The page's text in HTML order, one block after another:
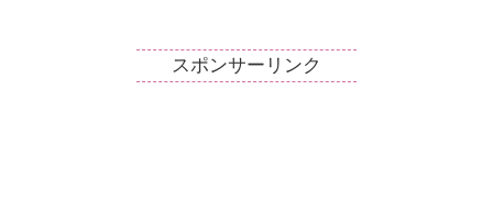
スポンサーリンク